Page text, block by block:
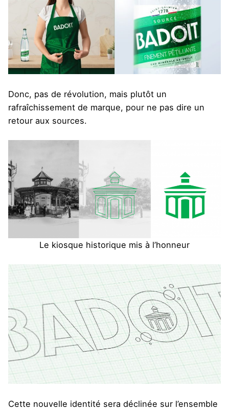
Donc, pas de révolution, mais plutôt un
rafraîchissement de marque, pour ne pas dire un
retour aux sources.
Le kiosque historique mis à l’honneur
Cette nouvelle identité sera déclinée sur l’ensemble